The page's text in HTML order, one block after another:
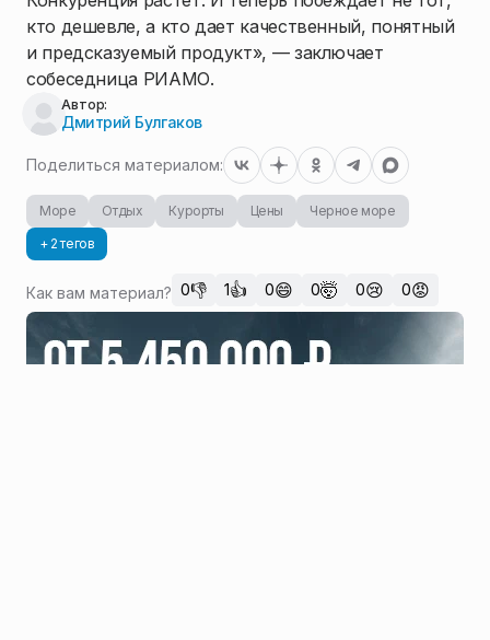
кто дешевле, а кто дает качественный, понятный
и предсказуемый продукт», — заключает
собеседница РИАМО.
Автор:
Дмитрий Булгаков
Поделиться материалом:
Море Отдых Курорты Цены
Черное море
+ 2 тегов
Как вам материал? 0👎 1👍 0😄 0🤯 0😢 0😡